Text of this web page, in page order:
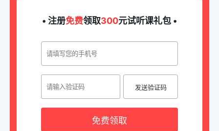
• 注册免费领取300元试听课礼包 •
发送验证码
免费领取